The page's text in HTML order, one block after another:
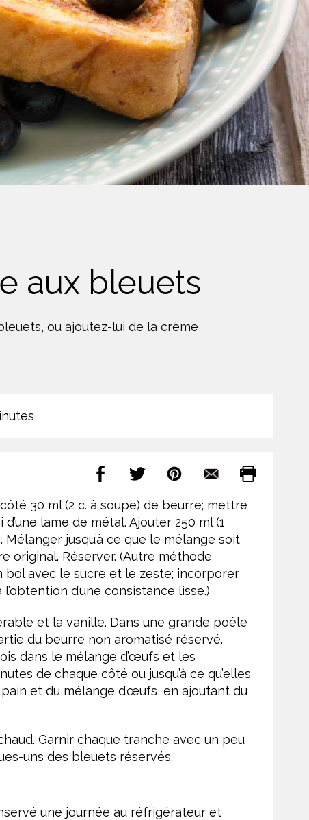
aux bleuets
ou ajoutez-lui de la crème
30 ml (2 c. à soupe) de beurre; mettre
lame de métal. Ajouter 250 ml (1
jusqu’à ce que le mélange soit
original. Réserver. (Autre méthode
avec le sucre et le zeste; incorporer
l’obtention d’une consistance lisse.)
et la vanille. Dans une grande poêle
du beurre non aromatisé réservé.
dans le mélange d’œufs et les
de chaque côté ou jusqu’à ce qu’elles
et du mélange d’œufs, en ajoutant du
Garnir chaque tranche avec un peu
uns des bleuets réservés.
une journée au réfrigérateur et